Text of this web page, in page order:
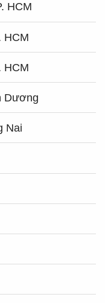
HCM
HCM
HCM
Dương
Nai